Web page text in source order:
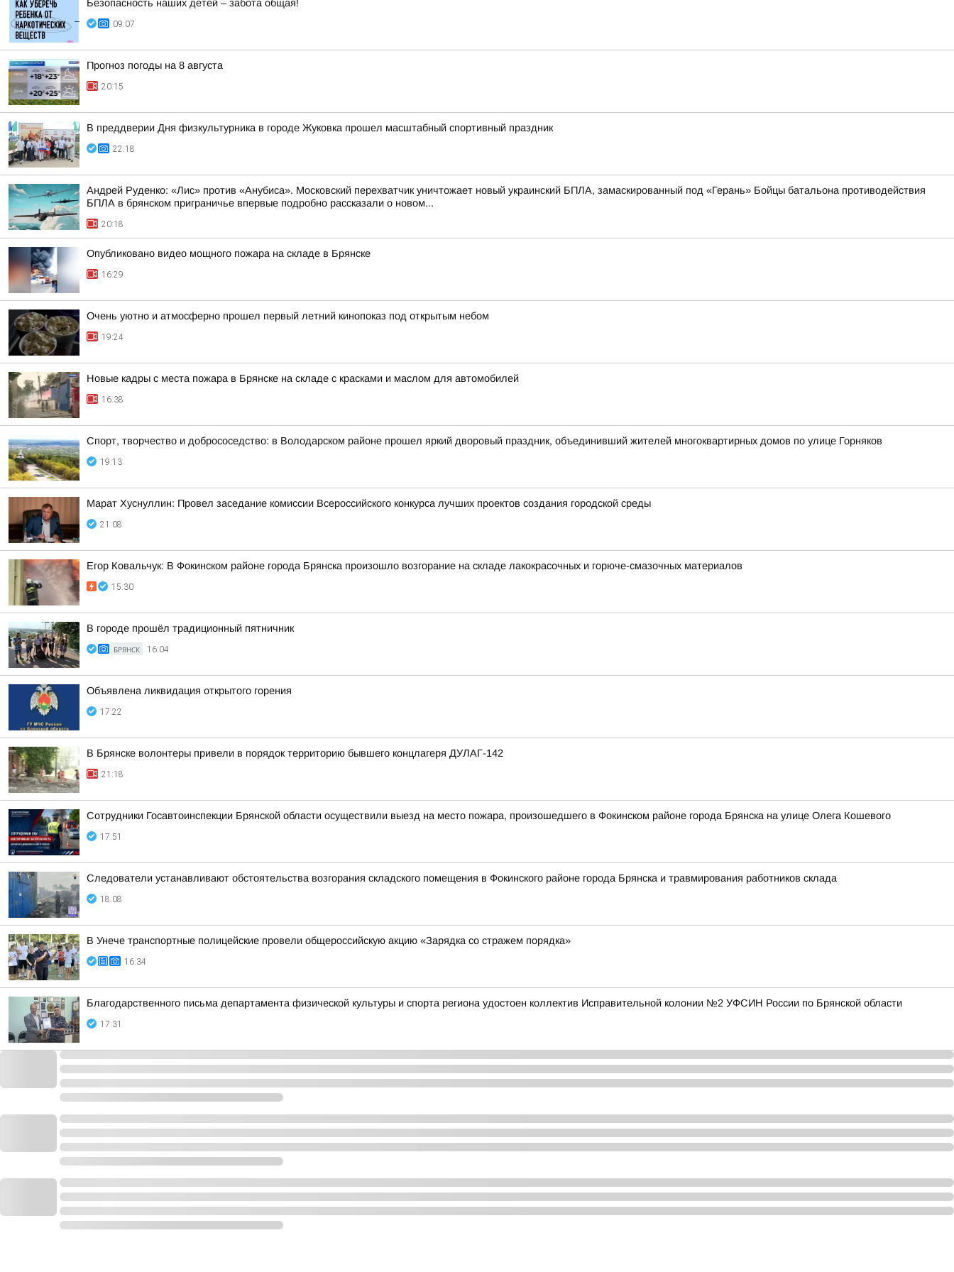
Безопасность наших детей – забота общая!
09:07
Прогноз погоды на 8 августа
20:15
В преддверии Дня физкультурника в городе Жуковка прошел масштабный спортивный праздник
22:18
Андрей Руденко: «Лис» против «Анубиса». Московский перехватчик уничтожает новый украинский БПЛА, замаскированный под «Герань» Бойцы батальона противодействия
БПЛА в брянском приграничье впервые подробно рассказали о новом...
20:18
Опубликовано видео мощного пожара на складе в Брянске
16:29
Очень уютно и атмосферно прошел первый летний кинопоказ под открытым небом
19:24
Новые кадры с места пожара в Брянске на складе с красками и маслом для автомобилей
16:38
Спорт, творчество и добрососедство: в Володарском районе прошел яркий дворовый праздник, объединивший жителей многоквартирных домов по улице Горняков
19:13
Марат Хуснуллин: Провел заседание комиссии Всероссийского конкурса лучших проектов создания городской среды
21:08
Егор Ковальчук: В Фокинском районе города Брянска произошло возгорание на складе лакокрасочных и горюче-смазочных материалов
15:30
В городе прошёл традиционный пятничник
БРЯНСК 16:04
Объявлена ликвидация открытого горения
17:22
В Брянске волонтеры привели в порядок территорию бывшего концлагеря ДУЛАГ-142
21:18
Сотрудники Госавтоинспекции Брянской области осуществили выезд на место пожара, произошедшего в Фокинском районе города Брянска на улице Олега Кошевого
17:51
Следователи устанавливают обстоятельства возгорания складского помещения в Фокинского районе города Брянска и травмирования работников склада
18:08
В Унече транспортные полицейские провели общероссийскую акцию «Зарядка со стражем порядка»
16:34
Благодарственного письма департамента физической культуры и спорта региона удостоен коллектив Исправительной колонии №2 УФСИН России по Брянской области
17:31